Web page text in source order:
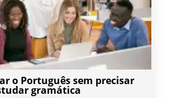
o Português sem precisar
gramática